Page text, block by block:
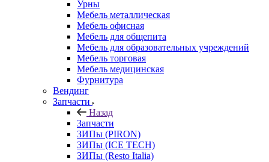
Урны
Мебель металлическая
Мебель офисная
Мебель для общепита
Мебель для образовательных учреждений
Мебель торговая
Мебель медицинская
Фурнитура
Вендинг
Запчасти
Назад
Запчасти
ЗИПы (PIRON)
ЗИПы (ICE TECH)
ЗИПы (Resto Italia)